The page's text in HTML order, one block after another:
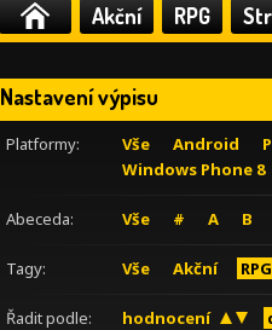
Akční RPG
Nastavení výpisu
Platformy: Vše Android
Windows Phone 8
Abeceda: Vše # A B
Tagy: Vše Akční RPG
Řadit podle: hodnocení